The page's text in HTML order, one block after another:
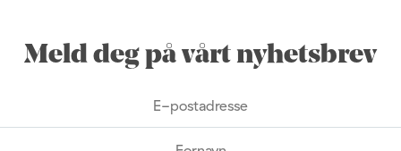
Meld deg på vårt nyhetsbrev